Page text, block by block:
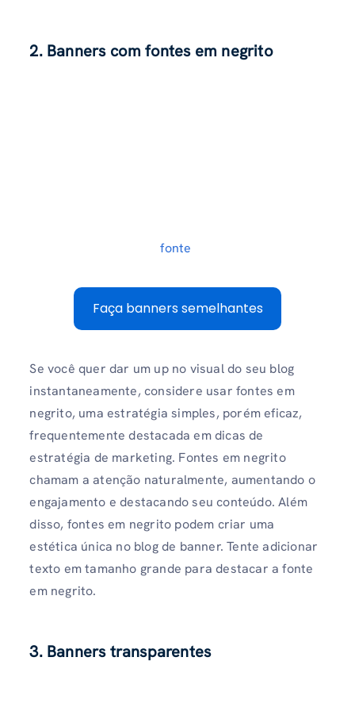
2. Banners com fontes em negrito
fonte
Faça banners semelhantes
Se você quer dar um up no visual do seu blog
instantaneamente, considere usar fontes em
negrito, uma estratégia simples, porém eficaz,
frequentemente destacada em dicas de
estratégia de marketing. Fontes em negrito
chamam a atenção naturalmente, aumentando o
engajamento e destacando seu conteúdo. Além
disso, fontes em negrito podem criar uma
estética única no blog de banner. Tente adicionar
texto em tamanho grande para destacar a fonte
em negrito.
3. Banners transparentes